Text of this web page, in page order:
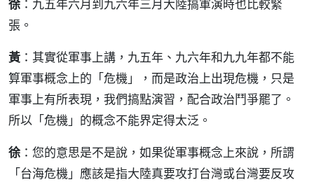
徐 ：九五年六月到九六年三月大陸搞軍演時也比較緊
張。
黃 ：其實從軍事上講，九五年、九六年和九九年都不能
算軍事概念上的「危機」，而是政治上出現危機，只是
軍事上有所表現，我們搞點演習，配合政治鬥爭罷了。
所以「危機」的概念不能界定得太泛。
徐 ：您的意思是不是說，如果從軍事概念上來說，所謂
「台海危機」應該是指大陸真要攻打台灣或台灣要反攻